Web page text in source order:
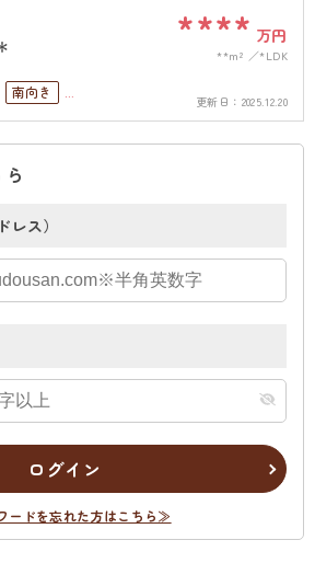
**** 万円
**m² *LDK
南向き
可
高層階
ロック
更新日： 2025.12.20
レス）
ログイン
ードを忘れた方はこちら≫